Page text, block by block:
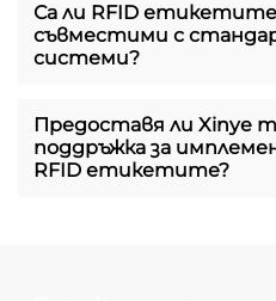
Са ли RFID
съвместими с
системи?
Предоставя ли Xinye
поддръжка за
RFID етикетите?